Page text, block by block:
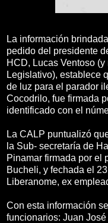
La información
pedido del presidente
HCD, Lucas Ventoso
Legislativo), establece
de luz para el parador
Cocodrilo, fue firmada
identificado con el
La CALP puntualizó
la Sub- secretaría de
Pinamar firmada por el
Bucheli, y fechada el
Liberanome, ex
Con esta información
funcionarios: Juan